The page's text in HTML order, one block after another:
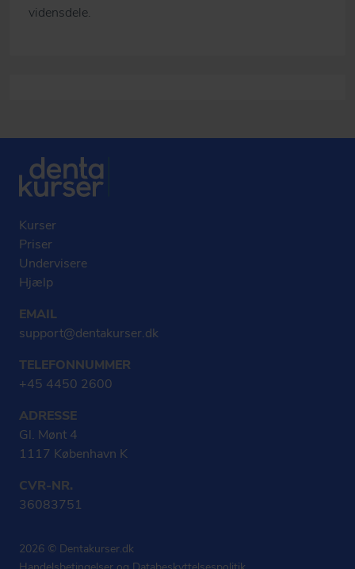
vidensdele.
Kurser
Priser
Undervisere
Hjælp
EMAIL
support@dentakurser.dk
TELEFONNUMMER
+45 4450 2600
ADRESSE
Gl. Mønt 4
1117 København K
CVR-NR.
36083751
2026 © Dentakurser.dk